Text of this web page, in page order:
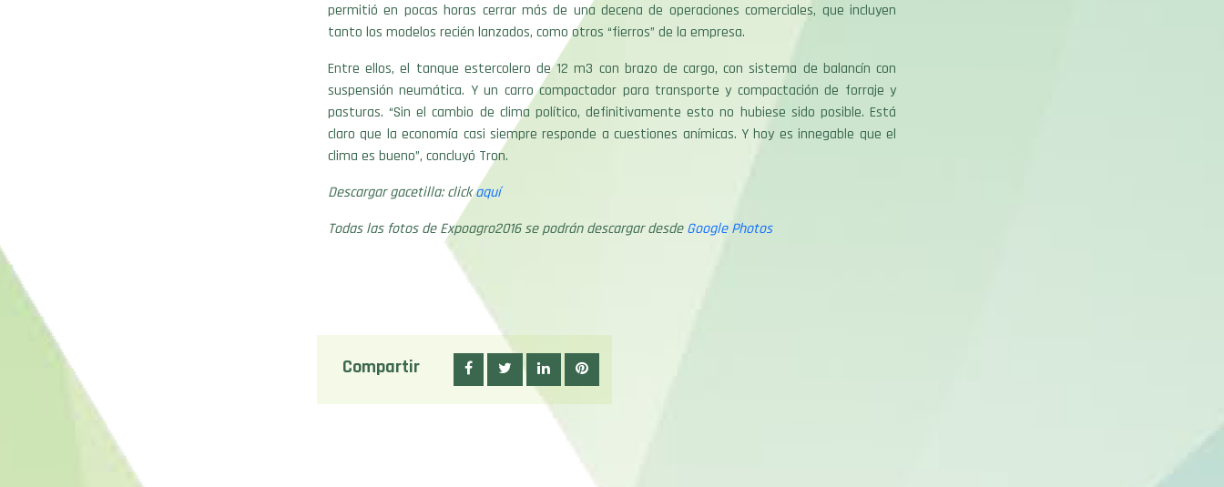
permitió en pocas horas cerrar más de una decena de operaciones comerciales, que incluyen
tanto los modelos recién lanzados, como otros “fierros” de la empresa.
Entre ellos, el tanque estercolero de 12 m3 con brazo de cargo, con sistema de balancín con
suspensión neumática. Y un carro compactador para transporte y compactación de forraje y
pasturas. “Sin el cambio de clima político, definitivamente esto no hubiese sido posible. Está
claro que la economía casi siempre responde a cuestiones anímicas. Y hoy es innegable que el
clima es bueno”, concluyó Tron.
Descargar gacetilla: clickaquí
Todas las fotos de Expoagro2016 se podrán descargar desdeGoogle Photos
Compartir